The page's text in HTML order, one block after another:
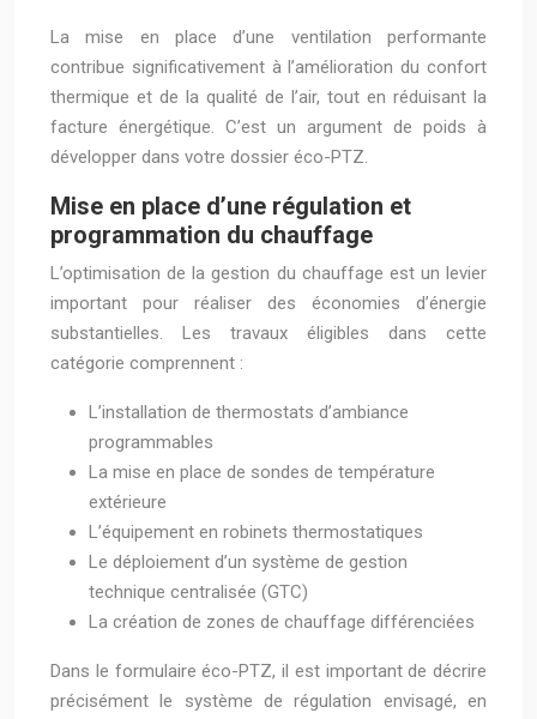
La mise en place d’une ventilation performante
contribue significativement à l’amélioration du confort
thermique et de la qualité de l’air, tout en réduisant la
facture énergétique. C’est un argument de poids à
développer dans votre dossier éco-PTZ.
Mise en place d’une régulation et
programmation du chauffage
L’optimisation de la gestion du chauffage est un levier
important pour réaliser des économies d’énergie
substantielles. Les travaux éligibles dans cette
catégorie comprennent :
L’installation de thermostats d’ambiance
programmables
La mise en place de sondes de température
extérieure
L’équipement en robinets thermostatiques
Le déploiement d’un système de gestion
technique centralisée (GTC)
La création de zones de chauffage différenciées
Dans le formulaire éco-PTZ, il est important de décrire
précisément le système de régulation envisagé, en